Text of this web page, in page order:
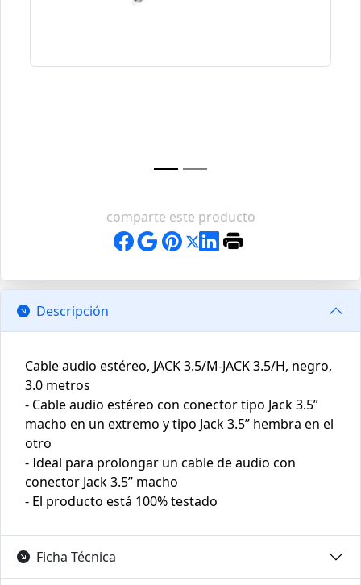
comparte este producto
Descripción
Cable audio estéreo, JACK 3.5/M-JACK 3.5/H, negro,
3.0 metros
- Cable audio estéreo con conector tipo Jack 3.5”
macho en un extremo y tipo Jack 3.5” hembra en el
otro
- Ideal para prolongar un cable de audio con
conector Jack 3.5” macho
- El producto está 100% testado
Ficha Técnica